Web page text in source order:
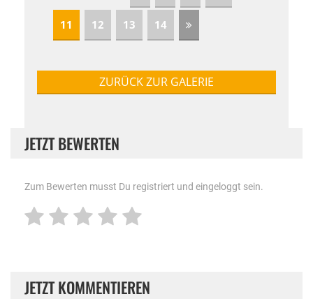
11 12 13 14
ZURÜCK ZUR GALERIE
JETZT BEWERTEN
Zum Bewerten musst Du registriert und eingeloggt sein.
JETZT KOMMENTIEREN